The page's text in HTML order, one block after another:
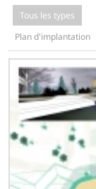
Tous les types
Plan d'implantation